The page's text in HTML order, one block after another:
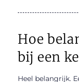
Hoe
bij een
Heel belangrijk.